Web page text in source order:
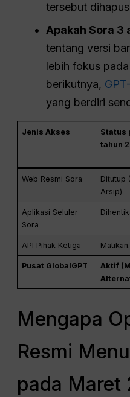
tersebut
Apakah Sora 3
tentang versi
lebih fokus
berikutnya,
yang berdiri
Jenis Akses
Status
tahun
Web Resmi Sora
Ditutup
Arsip)
Aplikasi Seluler
Sora
API Pihak Ketiga Matikan.
Pusat GlobalGPT
Aktif
Mengapa
Resmi
pada Maret